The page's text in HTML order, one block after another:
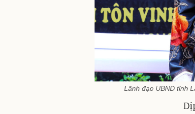
Lãnh đạo UBND tỉnh